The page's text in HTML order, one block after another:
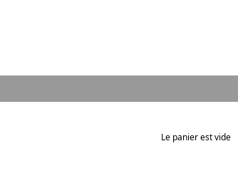
Le panier est vide